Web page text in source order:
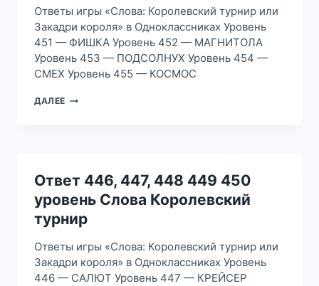
Ответы игры «Слова: Королевский турнир или
Закадри короля» в Одноклассниках Уровень
451 — ФИШКА Уровень 452 — МАГНИТОЛА
Уровень 453 — ПОДСОЛНУХ Уровень 454 —
СМЕХ Уровень 455 — КОСМОС
ДАЛЕЕ ОТВЕТ
УРОВЕНЬ
СЛОВА
КОРОЛЕВСКИЙ
ТУРНИР
Ответ 446, 447, 448 449 450
уровень Слова Королевский
турнир
Ответы игры «Слова: Королевский турнир или
Закадри короля» в Одноклассниках Уровень
446 — САЛЮТ Уровень 447 — КРЕЙСЕР